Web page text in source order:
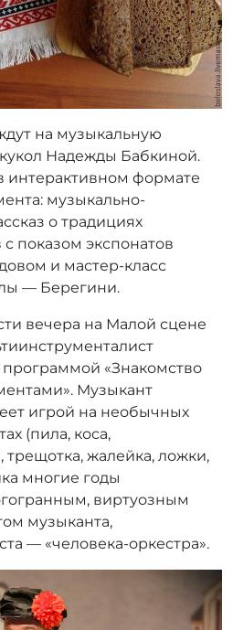
на музыкальную
Надежды Бабкиной.
интерактивном формате
музыкально-
о традициях
показом экспонатов
и мастер-класс
— Берегини.
вечера на Малой сцене
«Знакомство
Музыкант
игрой на необычных
(пила, коса,
жалейка, ложки,
многие годы
виртуозным
музыканта,
— «человека-оркестра».